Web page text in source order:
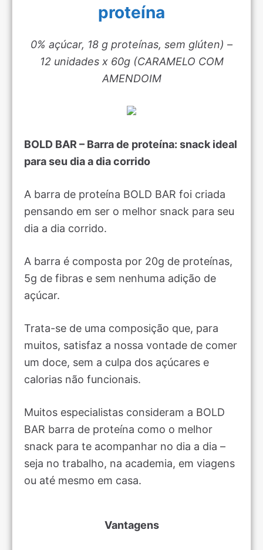
proteína
0% açúcar, 18 g proteínas, sem glúten) –
12 unidades x 60g (CARAMELO COM
AMENDOIM
BOLD BAR – Barra de proteína: snack ideal
para seu dia a dia corrido
A barra de proteína BOLD BAR foi criada
pensando em ser o melhor snack para seu
dia a dia corrido.
A barra é composta por 20g de proteínas,
5g de fibras e sem nenhuma adição de
açúcar.
Trata-se de uma composição que, para
muitos, satisfaz a nossa vontade de comer
um doce, sem a culpa dos açúcares e
calorias não funcionais.
Muitos especialistas consideram a BOLD
BAR barra de proteína como o melhor
snack para te acompanhar no dia a dia –
seja no trabalho, na academia, em viagens
ou até mesmo em casa.
Vantagens